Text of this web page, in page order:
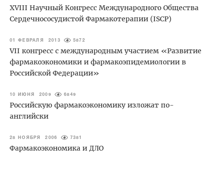
XVIII Научный Конгресс Международного Общества
Сердечнососудистой Фармакотерапии (ISCP)
01 ФЕВРАЛЯ 2013 5872
VII конгресс с международным участием «Развитие
фармакоэкономики и фармакоэпидемиологии в
Российской Федерации»
10 ИЮНЯ 2009 6849
Российскую фармакоэкономику изложат по-
английски
28 НОЯБРЯ 2006 7381
Фармакоэкономика и ДЛО